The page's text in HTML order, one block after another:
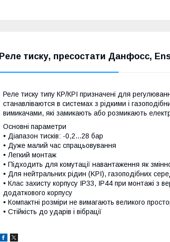
Реле тиску, пресостати Данфосс,
Реле тиску типу КР/КРІ призначені для
станавліваются в системах з рідкими і
вимикачами, які замикають або розмикають
Основні параметри
• Діапазон тисків: -0,2...28 бар
• Дуже малий час спрацьовування
• Легкий монтаж
• Підходить для комутації навантаження як
• Для нейтральних рідин (KPI), газоподібних
• Клас захисту корпусу IP33, IP44 при монтажі з
додаткового корпусу
• Компактні розміри не вимагають великого
• Стійкість до ударів і вібрації